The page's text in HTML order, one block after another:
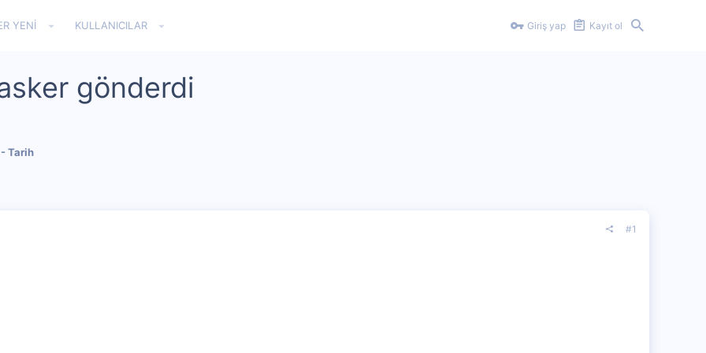
YENI KULLANICILAR Giriş yap Kayıt ol
gönderdi
Tarih
#1